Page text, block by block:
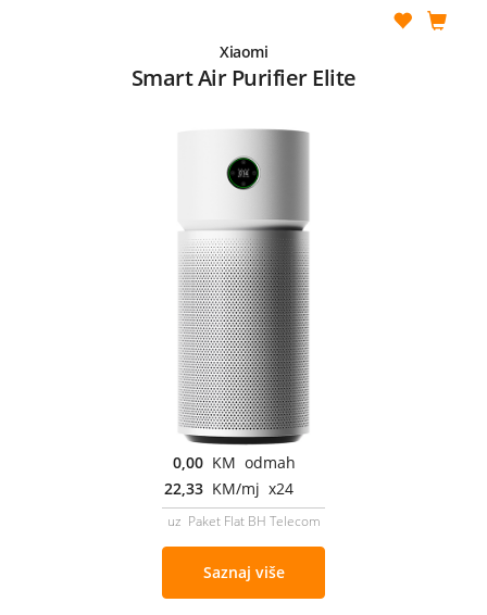
Xiaomi
Smart Air Purifier Elite
0,00 KM odmah
22,33 KM/mj x24
uz Paket Flat BH Telecom
Saznaj više